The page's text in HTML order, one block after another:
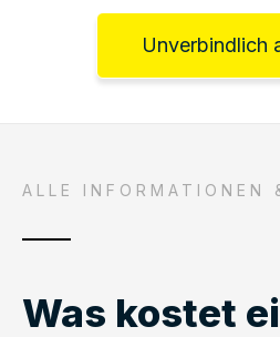
Unverbindlich
ALLE INFORMATIONEN
Was kostet